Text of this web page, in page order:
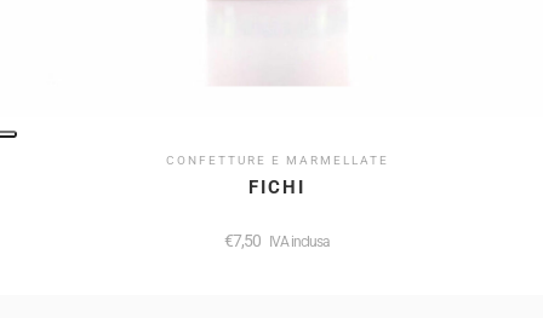
CONFETTURE E MARMELLATE
FICHI
€7,50 IVA inclusa